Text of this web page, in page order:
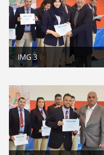
suite
Stage de
IMG 3